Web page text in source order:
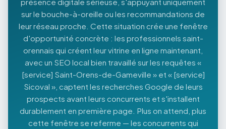
sur le bouche-à-oreille ou les recommandations de
leur réseau proche. Cette situation crée une fenêtre
d'opportunité concrète : les professionnels saint-
orennais qui créent leur vitrine en ligne maintenant,
avec un SEO local bien travaillé sur les requêtes «
[service] Saint-Orens-de-Gameville » et « [service]
Sicoval », captent les recherches Google de leurs
prospects avant leurs concurrents et s'installent
durablement en première page. Plus on attend, plus
cette fenêtre se referme — les concurrents qui